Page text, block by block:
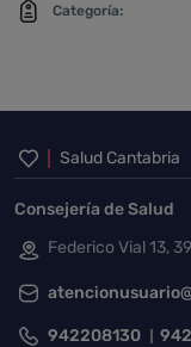
Categoría:
Inicio del
Salud Cantabria
Consejería de Salud
Federico Vial 13,
942208130